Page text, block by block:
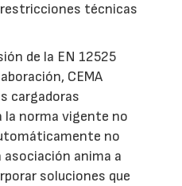
técnicas
de la EN 12525
CEMA
cargadoras
la norma vigente no
no
anima a
soluciones que